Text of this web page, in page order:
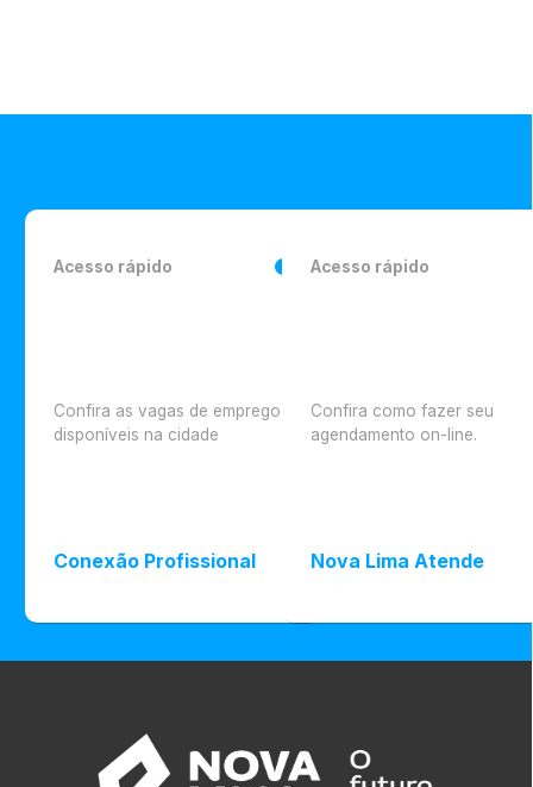
Acesso rápido
Confira as vagas de emprego
disponíveis na cidade
Conexão Profissional
Acesso rápido
Confira como fazer seu
agendamento on-line.
Nova Lima Atende